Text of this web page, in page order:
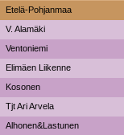
Etelä-Pohjanmaa
V. Alamäki
Ventoniemi
Elimäen Liikenne
Kosonen
Tjt Ari Arvela
Alhonen&Lastunen